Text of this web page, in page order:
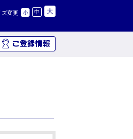
ズ変更 小 中 大